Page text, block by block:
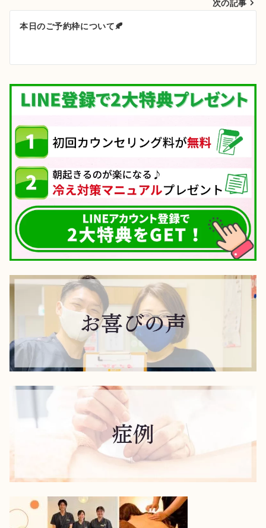
ビ
ゲ
シ
ョ
ン
次の記事
本日のご予約枠について🍂